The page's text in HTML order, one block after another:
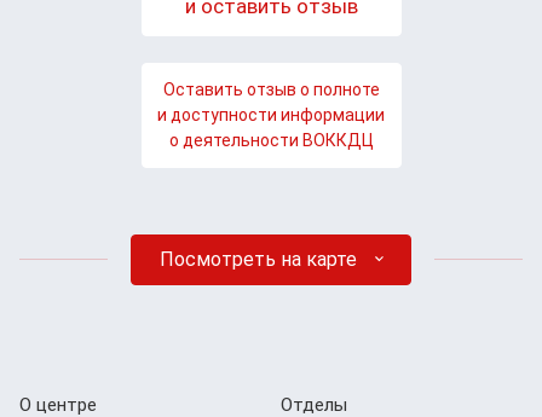
и оставить отзыв
Оставить отзыв о полноте
и доступности информации
о деятельности ВОККДЦ
Посмотреть на карте
О центре Отделы